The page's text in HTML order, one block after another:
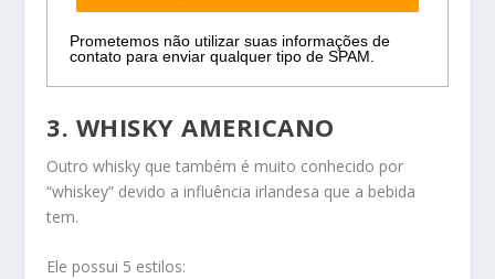
Prometemos não utilizar suas informações de
contato para enviar qualquer tipo de SPAM.
3. WHISKY AMERICANO
Outro whisky que também é muito conhecido por
“whiskey” devido a influência irlandesa que a bebida
tem.
Ele possui 5 estilos: